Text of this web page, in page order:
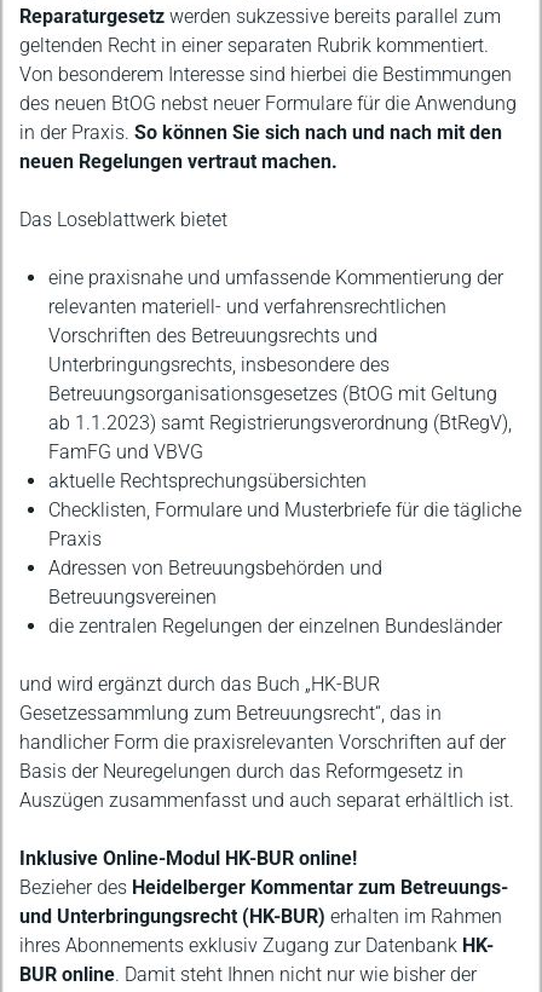
Reparaturgesetz werden sukzessive bereits parallel zum
geltenden Recht in einer separaten Rubrik kommentiert.
Von besonderem Interesse sind hierbei die Bestimmungen
des neuen BtOG nebst neuer Formulare für die Anwendung
in der Praxis. So können Sie sich nach und nach mit den
neuen Regelungen vertraut machen.
Das Loseblattwerk bietet
eine praxisnahe und umfassende Kommentierung der
relevanten materiell- und verfahrensrechtlichen
Vorschriften des Betreuungsrechts und
Unterbringungsrechts, insbesondere des
Betreuungsorganisationsgesetzes (BtOG mit Geltung
ab 1.1.2023) samt Registrierungsverordnung (BtRegV),
FamFG und VBVG
aktuelle Rechtsprechungsübersichten
Checklisten, Formulare und Musterbriefe für die tägliche
Praxis
Adressen von Betreuungsbehörden und
Betreuungsvereinen
die zentralen Regelungen der einzelnen Bundesländer
und wird ergänzt durch das Buch „HK-BUR
Gesetzessammlung zum Betreuungsrecht“, das in
handlicher Form die praxisrelevanten Vorschriften auf der
Basis der Neuregelungen durch das Reformgesetz in
Auszügen zusammenfasst und auch separat erhältlich ist.
Inklusive Online-Modul HK-BUR online!
Bezieher des Heidelberger Kommentar zum Betreuungs-
und Unterbringungsrecht (HK-BUR) erhalten im Rahmen
ihres Abonnements exklusiv Zugang zur Datenbank HK-
BUR online. Damit steht Ihnen nicht nur wie bisher der